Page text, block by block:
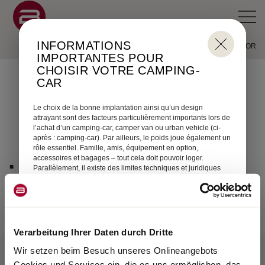
Verarbeitung Ihrer Daten durch Dritte
Wir setzen beim Besuch unseres Onlineangebots
KONFIGURATOR
.
INFORMATIONS
IMPORTANTES POUR
CHOISIR VOTRE CAMPING-
CAR
Le choix de la bonne implantation ainsi qu’un design
attrayant sont des facteurs particulièrement importants lors de
l’achat d’un camping-car, camper van ou urban vehicle (ci-
après : camping-car). Par ailleurs, le poids joue également un
rôle essentiel. Famille, amis, équipement en option,
accessoires et bagages – tout cela doit pouvoir loger.
Parallèlement, il existe des limites techniques et juridiques
est conçu pour un certain poids, qui ne doit pas être dépassé
à l’utilisation. Pour l’acheteur d’un camping-car, la question
bagages et les accessoires selon ses besoins sans que le
véhicule dépasse ce poids maximal ? Pour vous faciliter cette
décision, nous vous fournissons ci-après quelques